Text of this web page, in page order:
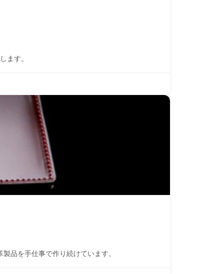
ます。
品を手仕事で作り続けています。